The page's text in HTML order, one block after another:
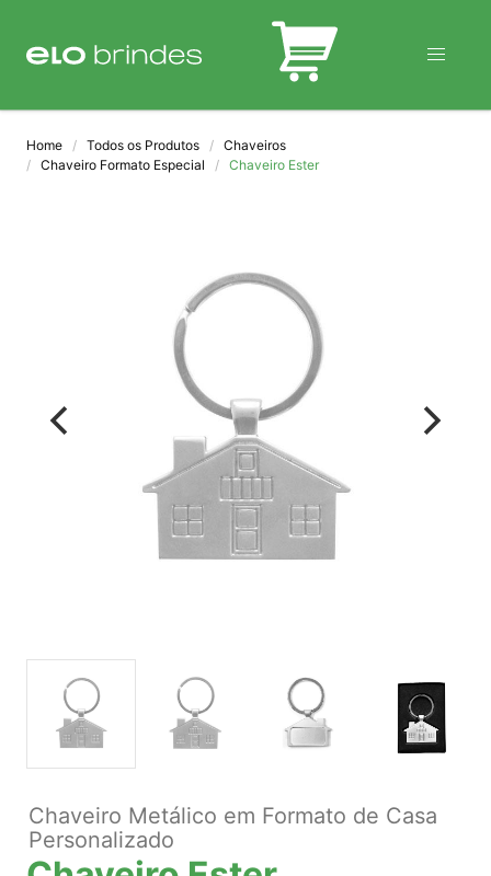
BLOG
Home Todos os Produtos
Chaveiros
Chaveiro Formato Especial
Chaveiro Ester
Chaveiro Metálico em Formato de Casa
Personalizado